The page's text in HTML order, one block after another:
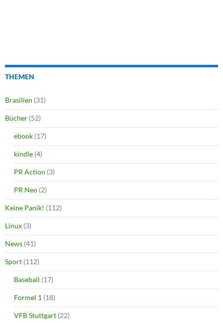
THEMEN
Brasilien (31)
Bücher (52)
ebook (17)
kindle (4)
PR Action (3)
PR Neo (2)
Keine Panik! (112)
Linux (3)
News (41)
Sport (112)
Baseball (17)
Formel 1 (18)
VFB Stuttgart (22)